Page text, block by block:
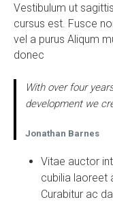
Vestibulum ut
cursus est. Fusce
vel a purus Aliqum
donec
With over four
development we
Jonathan Barnes
Vitae auctor
cubilia laoreet
Curabitur ac